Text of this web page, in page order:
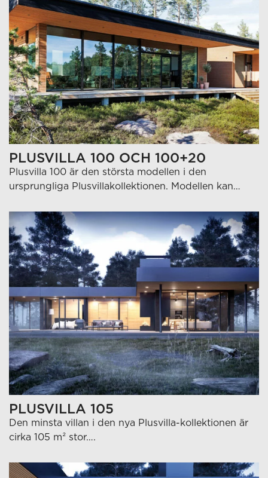
PLUSVILLA 100 OCH 100+20
Plusvilla 100 är den största modellen i den
ursprungliga Plusvillakollektionen. Modellen kan…
PLUSVILLA 105
Den minsta villan i den nya Plusvilla-kollektionen är
cirka 105 m² stor….